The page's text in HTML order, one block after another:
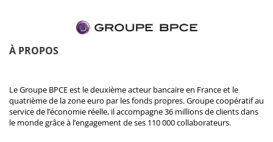
À PROPOS
Le Groupe BPCE est le deuxième acteur bancaire en France et le
quatrième de la zone euro par les fonds propres. Groupe coopératif au
service de l’économie réelle, il accompagne 36 millions de clients dans
le monde grâce à l’engagement de ses 110 000 collaborateurs.